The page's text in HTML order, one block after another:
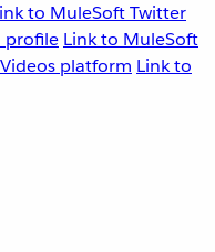
to MuleSoft Twitter
profile Link to MuleSoft
platform Link to